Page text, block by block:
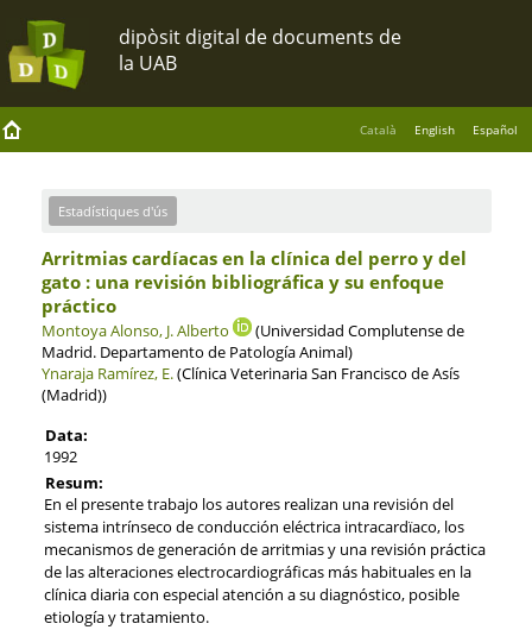
Català English Español
Estadístiques d'ús
Arritmias cardíacas en la clínica del perro y del
gato : una revisión bibliográfica y su enfoque
práctico
Montoya Alonso, J. Alberto
(Universidad Complutense de
Madrid. Departamento de Patología Animal)
Ynaraja Ramírez, E.(Clínica Veterinaria San Francisco de Asís
(Madrid))
Data:
1992
Resum:
En el presente trabajo los autores realizan una revisión del
sistema intrínseco de conducción eléctrica intracardïaco, los
mecanismos de generación de arritmias y una revisión práctica
de las alteraciones electrocardiográficas más habituales en la
clínica diaria con especial atención a su diagnóstico, posible
etiología y tratamiento.